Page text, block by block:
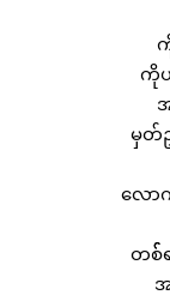
ကို
မှတ်
လော
တစ််